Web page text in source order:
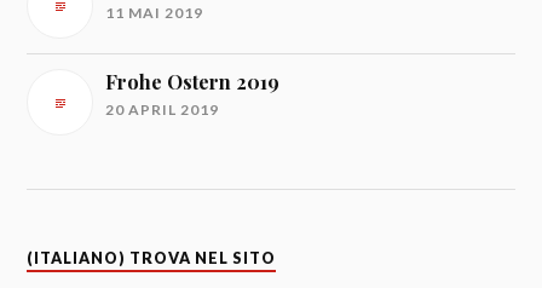
11 MAI 2019
Frohe Ostern 2019
20 APRIL 2019
(ITALIANO) TROVA NEL SITO